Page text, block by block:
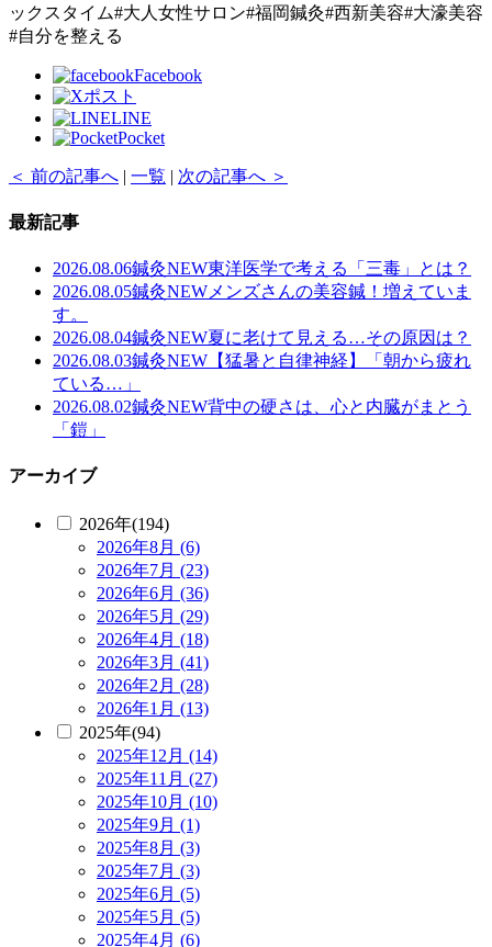
ックスタイム#大人女性サロン#福岡鍼灸#西新美容#大濠美容
#自分を整える
Facebook
ポスト
LINE
Pocket
＜ 前の記事へ | 一覧 | 次の記事へ ＞
最新記事
2026.08.06鍼灸NEW東洋医学で考える「三毒」とは？
2026.08.05鍼灸NEW メンズさんの美容鍼！増えていま
す。
2026.08.04鍼灸NEW夏に老けて見える…その原因は？
2026.08.03鍼灸NEW 【猛暑と自律神経】「朝から疲れ
ている…」
2026.08.02鍼灸NEW背中の硬さは、心と内臓がまとう
「鎧」
アーカイブ
2026年(194)
2026年8月 (6)
2026年7月 (23)
2026年6月 (36)
2026年5月 (29)
2026年4月 (18)
2026年3月 (41)
2026年2月 (28)
2026年1月 (13)
2025年(94)
2025年12月 (14)
2025年11月 (27)
2025年10月 (10)
2025年9月 (1)
2025年8月 (3)
2025年7月 (3)
2025年6月 (5)
2025年5月 (5)
2025年4月 (6)